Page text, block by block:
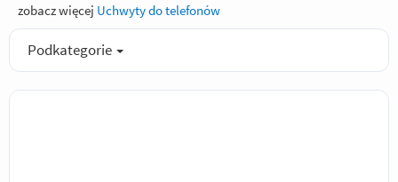
zobacz więcej Uchwyty do telefonów
Podkategorie